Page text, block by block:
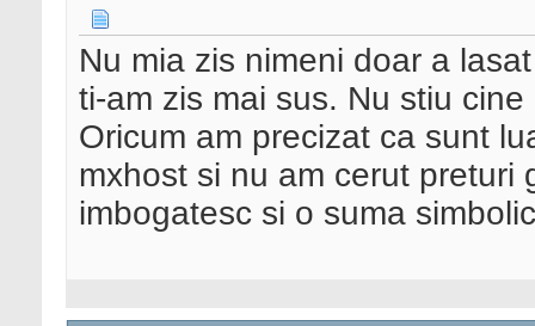
Nu mia zis nimeni doar a
ti-am zis mai sus. Nu stiu
Oricum am precizat ca sunt
mxhost si nu am cerut preturi
imbogatesc si o suma